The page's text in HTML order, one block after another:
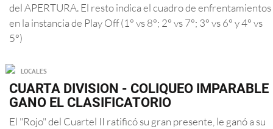
del APERTURA. El resto indica el cuadro de enfrentamientos
en la instancia de Play Off (1° vs 8°; 2° vs 7°; 3° vs 6° y 4° vs
5°)
LOCALES
CUARTA DIVISION - COLIQUEO IMPARABLE
GANO EL CLASIFICATORIO
El "Rojo" del Cuartel II ratificó su gran presente, le ganó a su